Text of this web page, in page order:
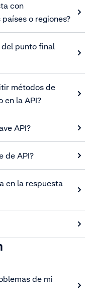
con
o regiones?
del punto final
métodos de
en la API?
API?
de API?
en la respuesta
de mi